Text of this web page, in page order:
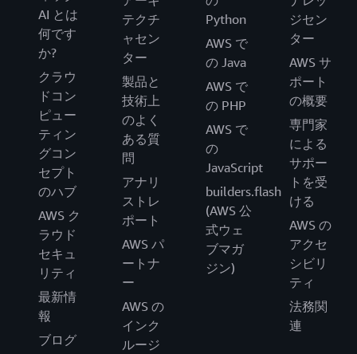
AI とは
何です
か?
クラウ
ドコン
ピュー
ティン
グコン
セプト
のハブ
AWS ク
ラウド
セキュ
リティ
最新情
報
ブログ
テクチ
ャセン
ター
製品と
技術上
のよく
ある質
問
アナリ
ストレ
ポート
AWS パ
ートナ
ー
AWS の
インク
ルージ
Python
AWS で
の Java
AWS で
の PHP
AWS で
の
JavaScript
builders.flash
(AWS 公
式ウェ
ブマガ
ジン)
ジセン
ター
AWS サ
ポート
の概要
専門家
による
サポー
トを受
ける
AWS の
アクセ
シビリ
ティ
法務関
連